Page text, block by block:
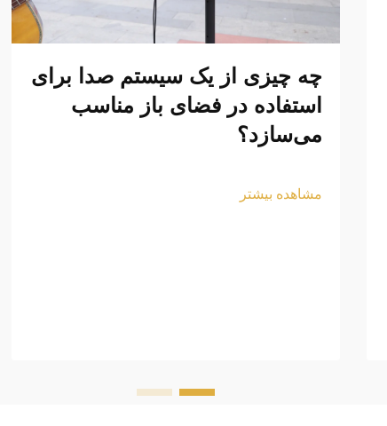
چه چیزی از یک سیستم صدا برای
استفاده در فضای باز مناسب
می‌سازد؟
مشاهده بیشتر